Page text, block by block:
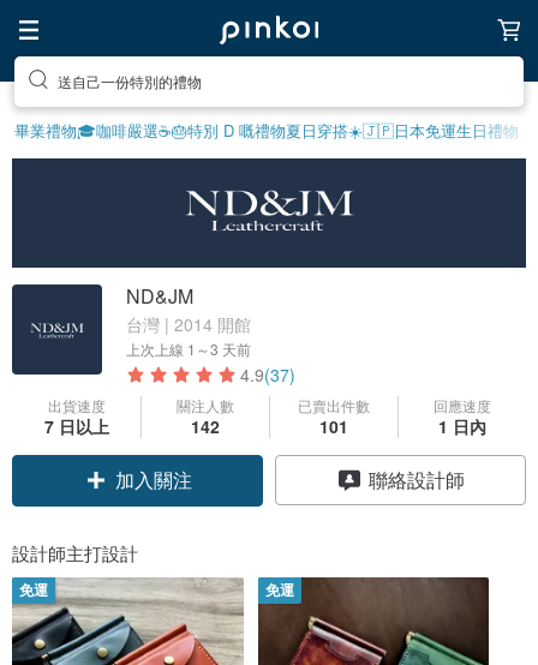
送自己一份特別的禮物
畢業禮物🎓咖啡嚴選☕️🎂特別 D 嘅禮物夏日穿搭☀️🇯🇵日本免運生日禮物
ND&JM
台灣 | 2014 開館
上次上線 1～3 天前
4.9(37)
出貨速度
7 日以上
關注人數
142
已賣出件數
101
回應速度
1 日內
加入關注 聯絡設計師
設計師主打設計
免運 免運